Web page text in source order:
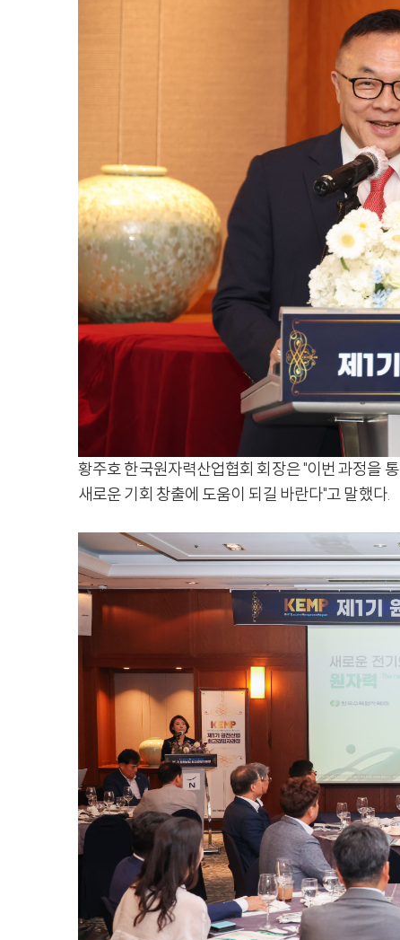
황주호 한국원자력산업협회 회장은 "이번 과정을
새로운 기회 창출에 도움이 되길 바란다"고 말했다.